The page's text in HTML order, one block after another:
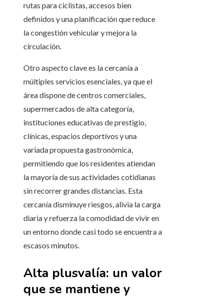
rutas para ciclistas, accesos bien
definidos y una planificación que reduce
la congestión vehicular y mejora la
circulación.
Otro aspecto clave es la cercanía a
múltiples servicios esenciales, ya que el
área dispone de centros comerciales,
supermercados de alta categoría,
instituciones educativas de prestigio,
clínicas, espacios deportivos y una
variada propuesta gastronómica,
permitiendo que los residentes atiendan
la mayoría de sus actividades cotidianas
sin recorrer grandes distancias. Esta
cercanía disminuye riesgos, alivia la carga
diaria y refuerza la comodidad de vivir en
un entorno donde casi todo se encuentra a
escasos minutos.
Alta plusvalía: un valor
que se mantiene y